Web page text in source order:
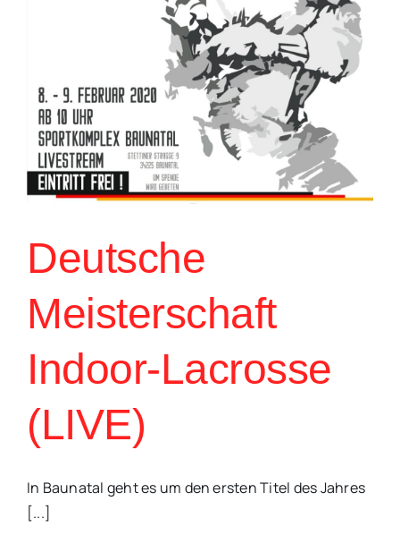
Deutsche
Meisterschaft
Indoor-Lacrosse
(LIVE)
In Baunatal geht es um den ersten Titel des Jahres
[...]